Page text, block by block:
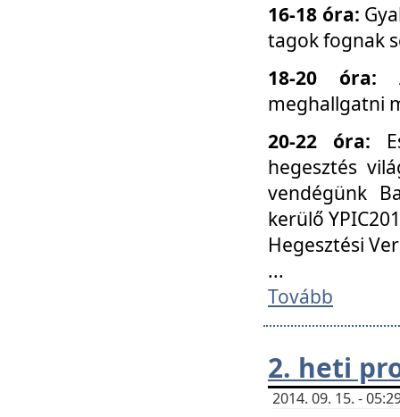
16-18 óra:
tagok fognak
18-20 óra:
meghallgatni
20-22 óra:
hegesztés
vendégünk
kerülő
Hegesztési
...
Tovább
2. heti
2014. 09. 15. -